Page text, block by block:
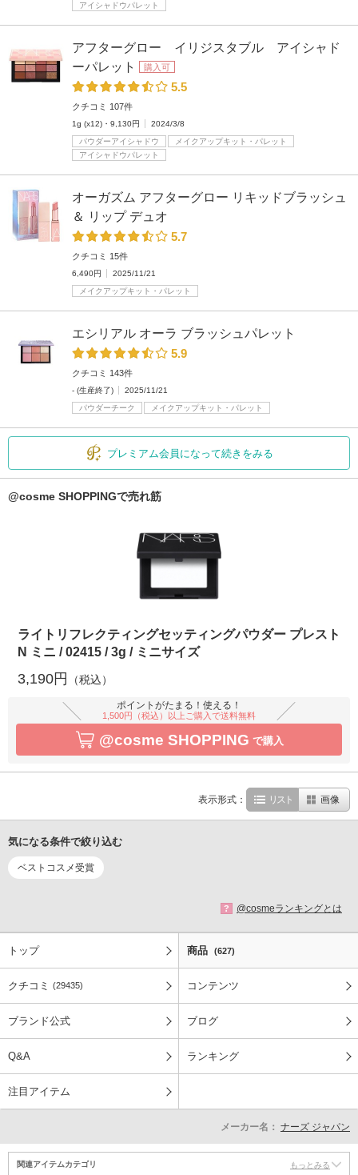
アイシャドウパレット
アフターグロー イリジスタブル アイシャド
ーパレット
購入可
5.5
クチコミ 107件
1g (x12)・9,130円
2024/3/8
パウダーアイシャドウ
メイクアップキット・パレット
アイシャドウパレット
オーガズム アフターグロー リキッドブラッシュ
＆ リップ デュオ
5.7
クチコミ 15件
6,490円
2025/11/21
メイクアップキット・パレット
エシリアル オーラ ブラッシュパレット
5.9
クチコミ 143件
- (生産終了)
2025/11/21
パウダーチーク
メイクアップキット・パレット
プレミアム会員になって続きをみる
@cosme SHOPPINGで売れ筋
ライトリフレクティングセッティングパウダー プレスト
N ミニ / 02415 / 3g / ミニサイズ
3,190円 （税込）
ポイントがたまる！使える！
1,500円（税込）以上ご購入で送料無料
@cosme SHOPPING で購入
表示形式： リスト 画像
気になる条件で絞り込む
ベストコスメ受賞
? @cosmeランキングとは
トップ 商品 (627)
クチコミ (29435) コンテンツ
ブランド公式 ブログ
Q&A ランキング
注目アイテム
メーカー名： ナーズ ジャパン
関連アイテムカテゴリ もっとみる